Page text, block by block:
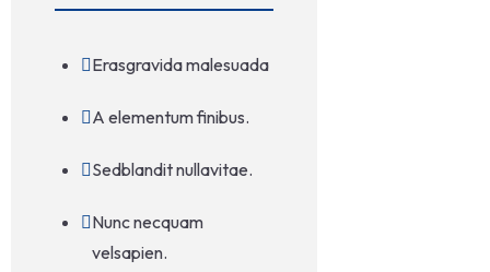
Erasgravida malesuada
A elementum finibus.
Sedblandit nullavitae.
Nunc necquam
velsapien.